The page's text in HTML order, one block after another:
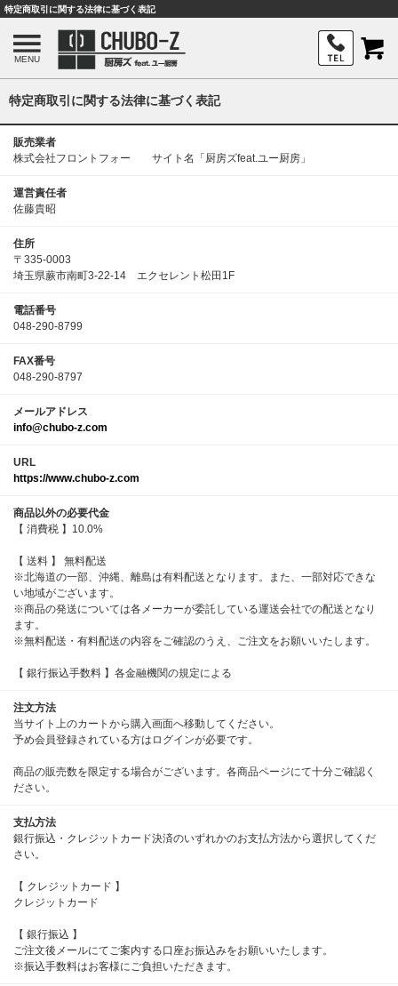
特定商取引に関する法律に基づく表記
MENU
特定商取引に関する法律に基づく表記
販売業者
株式会社フロントフォー サイト名「厨房ズfeat.ユー厨房」
運営責任者
佐藤貴昭
住所
〒335-0003
埼玉県蕨市南町3-22-14 エクセレント松田1F
電話番号
048-290-8799
FAX番号
048-290-8797
メールアドレス
info@chubo-z.com
URL
https://www.chubo-z.com
商品以外の必要代金
【 消費税 】10.0%
【 送料 】 無料配送
※北海道の一部、沖縄、離島は有料配送となります。また、一部対応できな
い地域がございます。
※商品の発送については各メーカーが委託している運送会社での配送となり
ます。
※無料配送・有料配送の内容をご確認のうえ、ご注文をお願いいたします。
【 銀行振込手数料 】各金融機関の規定による
注文方法
当サイト上のカートから購入画面へ移動してください。
予め会員登録されている方はログインが必要です。
商品の販売数を限定する場合がございます。各商品ページにて十分ご確認く
ださい。
支払方法
銀行振込・クレジットカード決済のいずれかのお支払方法から選択してくだ
さい。
【 クレジットカード 】
クレジットカード
【 銀行振込 】
ご注文後メールにてご案内する口座お振込みをお願いいたします。
※振込手数料はお客様にご負担いただきます。